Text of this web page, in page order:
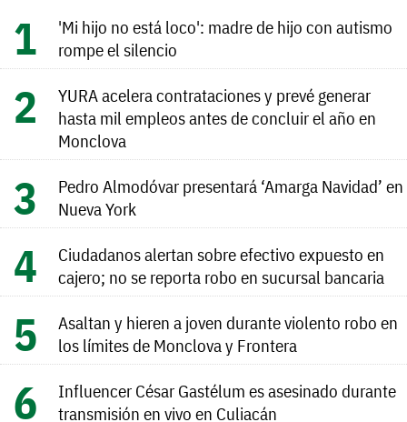
'Mi hijo no está loco': madre de hijo con autismo
rompe el silencio
YURA acelera contrataciones y prevé generar
hasta mil empleos antes de concluir el año en
Monclova
Pedro Almodóvar presentará ‘Amarga Navidad’ en
Nueva York
Ciudadanos alertan sobre efectivo expuesto en
cajero; no se reporta robo en sucursal bancaria
Asaltan y hieren a joven durante violento robo en
los límites de Monclova y Frontera
Influencer César Gastélum es asesinado durante
transmisión en vivo en Culiacán